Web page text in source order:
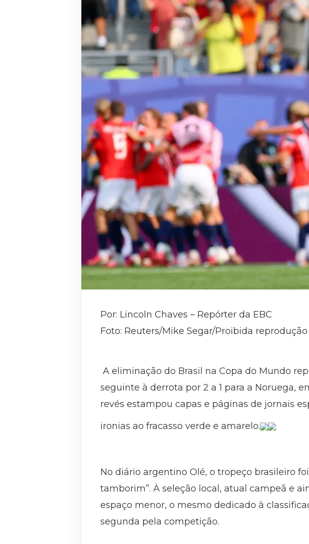
Por: Lincoln Chaves – Repórter da EBC
Foto: Reuters/Mike Segar/Proibida reprodução
A eliminação do Brasil na Copa do Mundo
seguinte à derrota por 2 a 1 para a Noruega,
revés estampou capas e páginas de jornais
ironias ao fracasso verde e amarelo.
No diário argentino Olé, o tropeço brasileiro
tamborim”. À seleção local, atual campeã e
espaço menor, o mesmo dedicado à
segunda pela competição.